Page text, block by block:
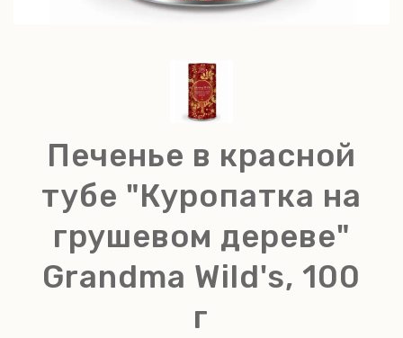
Печенье в красной
тубе "Куропатка на
грушевом дереве"
Grandma Wild's, 100
г